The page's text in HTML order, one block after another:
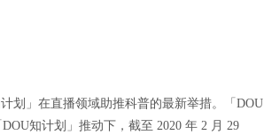
划」在直播领域助推科普的最新举措。「DOU
知计划」推动下，截至 2020 年 2 月 29